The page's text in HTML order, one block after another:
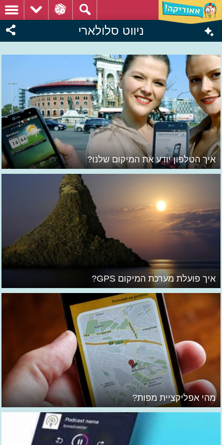
ניווט סלולארי
איך הטלפון יודע את המיקום שלנו?
איך פועלת מערכת המיקום GPS?
מהי אפליקציית מפות?